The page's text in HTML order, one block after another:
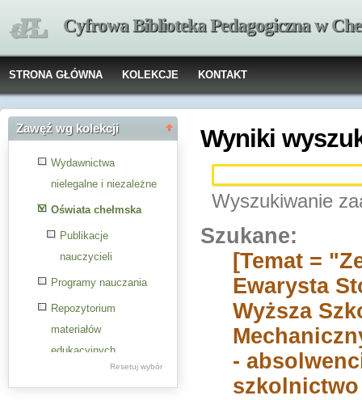
Cyfrowa Biblioteka Pedagogiczna w
STRONA GŁÓWNA KOLEKCJE KONTAKT
Zawęź wg kolekcji
Wydawnictwa
nielegalne i niezależne
Oświata chełmska
Publikacje
nauczycieli
Programy nauczania
Repozytorium
materiałów
edukacyjnych
Resetuj wybór
Wyniki
Wyszukiwanie
Szukane:
[Temat =
Ewarysta
Wyższa
-